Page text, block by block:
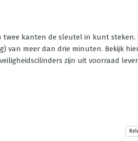
kanten de sleutel in kunt steken.
van meer dan drie minuten. Bekijk
zijn uit voorraad